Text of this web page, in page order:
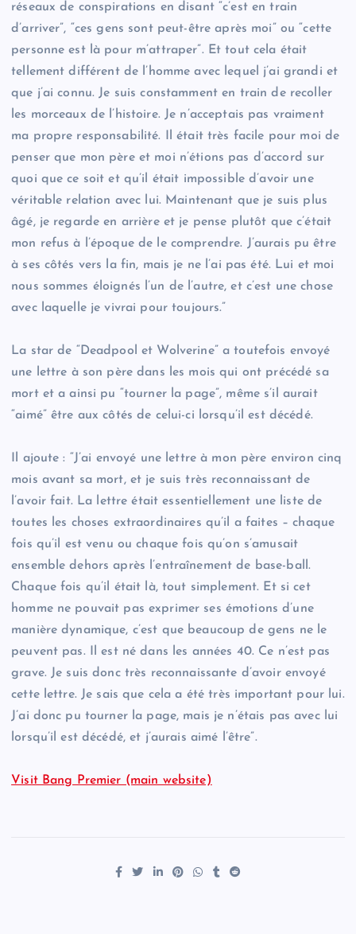
réseaux de conspirations en disant “c’est en train
d’arriver”, “ces gens sont peut-être après moi” ou “cette
personne est là pour m’attraper”. Et tout cela était
tellement différent de l’homme avec lequel j’ai grandi et
que j’ai connu. Je suis constamment en train de recoller
les morceaux de l’histoire. Je n’acceptais pas vraiment
ma propre responsabilité. Il était très facile pour moi de
penser que mon père et moi n’étions pas d’accord sur
quoi que ce soit et qu’il était impossible d’avoir une
véritable relation avec lui. Maintenant que je suis plus
âgé, je regarde en arrière et je pense plutôt que c’était
mon refus à l’époque de le comprendre. J’aurais pu être
à ses côtés vers la fin, mais je ne l’ai pas été. Lui et moi
nous sommes éloignés l’un de l’autre, et c’est une chose
avec laquelle je vivrai pour toujours.”
La star de “Deadpool et Wolverine” a toutefois envoyé
une lettre à son père dans les mois qui ont précédé sa
mort et a ainsi pu “tourner la page”, même s’il aurait
“aimé” être aux côtés de celui-ci lorsqu’il est décédé.
Il ajoute : “J’ai envoyé une lettre à mon père environ cinq
mois avant sa mort, et je suis très reconnaissant de
l’avoir fait. La lettre était essentiellement une liste de
toutes les choses extraordinaires qu’il a faites – chaque
fois qu’il est venu ou chaque fois qu’on s’amusait
ensemble dehors après l’entraînement de base-ball.
Chaque fois qu’il était là, tout simplement. Et si cet
homme ne pouvait pas exprimer ses émotions d’une
manière dynamique, c’est que beaucoup de gens ne le
peuvent pas. Il est né dans les années 40. Ce n’est pas
grave. Je suis donc très reconnaissante d’avoir envoyé
cette lettre. Je sais que cela a été très important pour lui.
J’ai donc pu tourner la page, mais je n’étais pas avec lui
lorsqu’il est décédé, et j’aurais aimé l’être”.
Visit Bang Premier (main website)